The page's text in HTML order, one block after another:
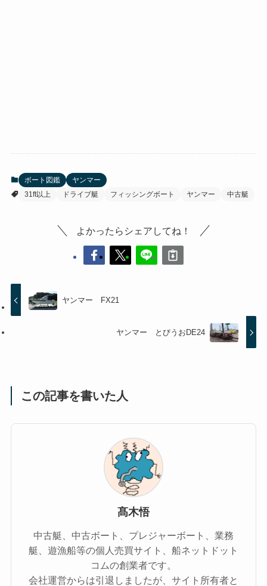
ボート図鑑
ヤンマー
31ft以上
ドライブ艇 フィッシングボート ヤンマー 中古艇
よかったらシェアしてね！
ヤンマー FX21
ヤンマー とびうおDE24
この記事を書いた人
髙木悟
中古艇、中古ボート、プレジャーボート、業務
艇、遊漁船等の個人売買サイト、船ネットドット
コムの創業者です。
会社運営からは引退しましたが、サイト所有者と